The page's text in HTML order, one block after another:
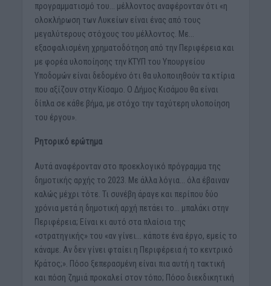
προγραμματισμό του… μέλλοντος αναφέρονταν ότι «η
ολοκλήρωση των Λυκείων είναι ένας από τους
μεγαλύτερους στόχους του μέλλοντος. Με…
εξασφαλισμένη χρηματοδότηση από την Περιφέρεια και
με φορέα υλοποίησης την ΚΤΥΠ του Υπουργείου
Υποδομών είναι δεδομένο ότι θα υλοποιηθούν τα κτίρια
που αξίζουν στην Κίσαμο. Ο Δήμος Κισάμου θα είναι
δίπλα σε κάθε βήμα, με στόχο την ταχύτερη υλοποίηση
του έργου».
Ρητορικό ερώτημα
Αυτά αναφέρονταν στο προεκλογικό πρόγραμμα της
δημοτικής αρχής το 2023. Με άλλα λόγια… όλα έβαιναν
καλώς μέχρι τότε. Τι συνέβη άραγε και περίπου δύο
χρόνια μετά η δημοτική αρχή πετάει το… μπαλάκι στην
Περιφέρεια; Είναι κι αυτό στα πλαίσια της
«στρατηγικής» του «αν γίνει… κάποτε ένα έργο, εμείς το
κάναμε. Αν δεν γίνει φταίει η Περιφέρεια ή το κεντρικό
Κράτος;». Πόσο ξεπερασμένη είναι πια αυτή η τακτική
και πόση ζημιά προκαλεί στον τόπο; Πόσο διεκδικητική